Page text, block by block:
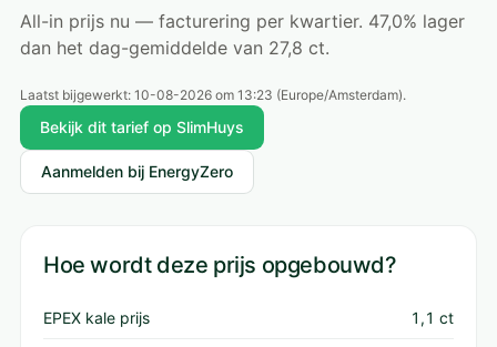
All-in prijs nu — facturering per kwartier. 47,0% lager
dan het dag-gemiddelde van 27,8 ct.
Laatst bijgewerkt: 10-08-2026 om 13:23 (Europe/Amsterdam).
Bekijk dit tarief op SlimHuys
Aanmelden bij EnergyZero
Hoe wordt deze prijs opgebouwd?
EPEX kale prijs 1,1 ct